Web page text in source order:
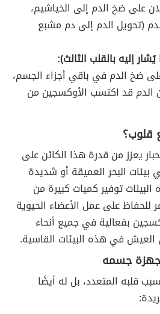
على ضخ الدم إلى الخياشيم،
(تحويل الدم إلى دم مشبع
إليه بالقلب الثالث):
ضخ الدم في باقي أجزاء الجسم،
الدم قد اكتسب الأوكسجين من
قلوب؟
يعزز من قدرة هذا الكائن على
بيئات البحر العميقة أو شديدة
توفير كميات كبيرة من
على عمل الأعضاء الحيوية
بفعالية في جميع أنحاء
في هذه البيئات القاسية.
جسمه
قلبه المتعدد، بل له أيضًا